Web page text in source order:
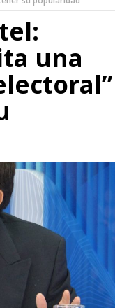
una